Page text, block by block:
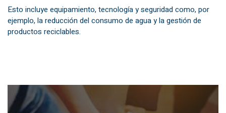
Esto incluye equipamiento, tecnología y seguridad como, por
ejemplo, la reducción del consumo de agua y la gestión de
productos reciclables.